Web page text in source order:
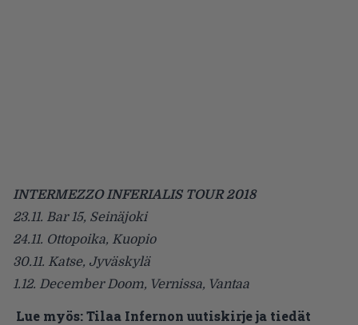
INTERMEZZO INFERIALIS TOUR 2018
23.11. Bar 15, Seinäjoki
24.11. Ottopoika, Kuopio
30.11. Katse, Jyväskylä
1.12. December Doom, Vernissa, Vantaa
Lue myös:Tilaa Infernon uutiskirje ja tiedät